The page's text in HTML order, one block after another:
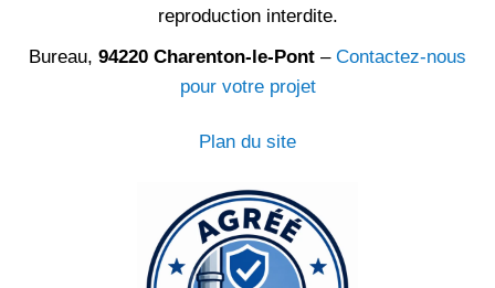
reproduction interdite.
Bureau, 94220 Charenton-le-Pont – Contactez-nous
pour votre projet
Plan du site